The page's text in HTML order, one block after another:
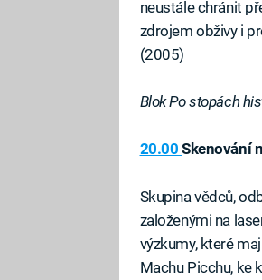
neustále chránit
zdrojem obživy i
(2005)
Blok Po stopách
20.00 Skenování
Skupina vědců,
založenými na
výzkumy, které
Machu Picchu, ke